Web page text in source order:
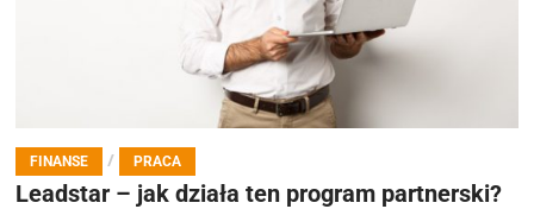
FINANSE / PRACA
Leadstar – jak działa ten program partnerski?